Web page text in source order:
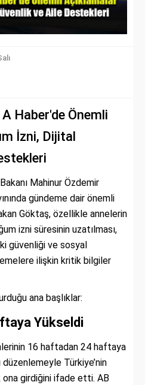
Haber'de Önemli
İzni, Dijital
Mahinur Özdemir
gündeme dair önemli
Göktaş, özellikle annelerin
izni süresinin uzatılması,
güvenliği ve sosyal
ilişkin kritik bilgiler
ana başlıklar:
Yükseldi
16 haftadan 24 haftaya
düzenlemeyle Türkiye’nin
ona girdiğini ifade etti. AB